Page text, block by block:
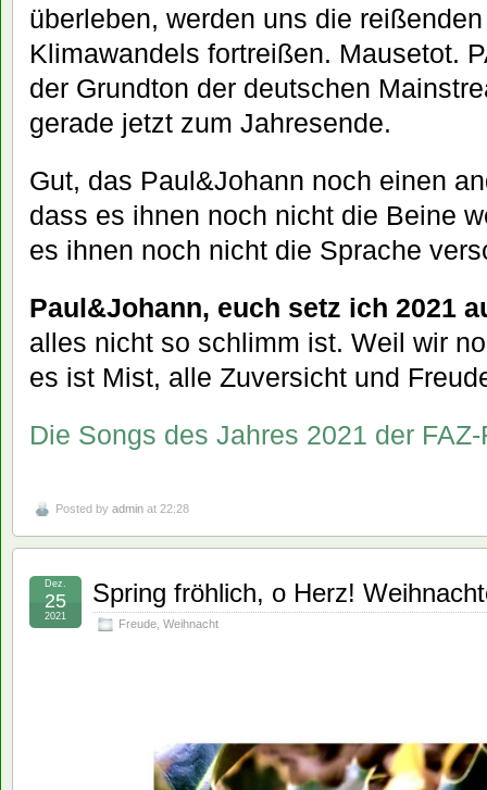
überleben, werden uns die
Klimawandels fortreißen. Mausetot.
der Grundton der deutschen
gerade jetzt zum Jahresende.
Gut, das Paul&Johann noch einen
dass es ihnen noch nicht die Beine
es ihnen noch nicht die Sprache
Paul&Johann, euch setz ich 2021
alles nicht so schlimm ist. Weil wir
es ist Mist, alle Zuversicht und
Die Songs des Jahres 2021 der
Posted by admin at 22:28
Spring fröhlich, o Herz!
Freude, Weihnacht
Dez.
25
2021